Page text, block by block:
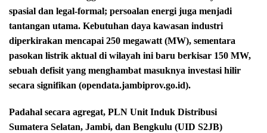
spasial dan legal-formal; persoalan energi juga menjadi
tantangan utama. Kebutuhan daya kawasan industri
diperkirakan mencapai 250 megawatt (MW), sementara
pasokan listrik aktual di wilayah ini baru berkisar 150 MW,
sebuah defisit yang menghambat masuknya investasi hilir
secara signifikan (opendata.jambiprov.go.id).
Padahal secara agregat, PLN Unit Induk Distribusi
Sumatera Selatan, Jambi, dan Bengkulu (UID S2JB)